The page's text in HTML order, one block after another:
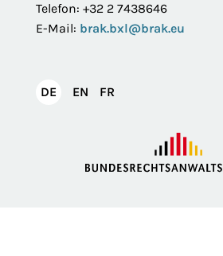
Telefon: +32 2 7438646
E-Mail: brak.bxl@brak.eu
DEDeutsch
EN English
FR